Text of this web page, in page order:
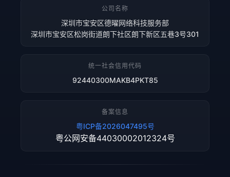
公司名称
深圳市宝安区德曜网络科技服务部
深圳市宝安区松岗街道朗下社区朗下新区五巷3号301
统一社会信用代码
92440300MAKB4PKT85
备案信息
粤ICP备2026047495号
粤公网安备44030002012324号